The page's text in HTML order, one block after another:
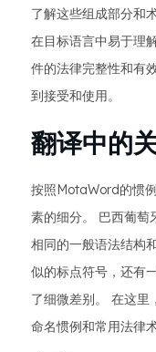
了解这些组成部分和
在目标语言中易于理
件的法律完整性和有
到接受和使用。
翻译中的
按照MotaWord的惯
素的细分。 巴西葡萄
相同的一般语法结构
似的标点符号，还有
了细微差别。 在这里
命名惯例和常用法律术